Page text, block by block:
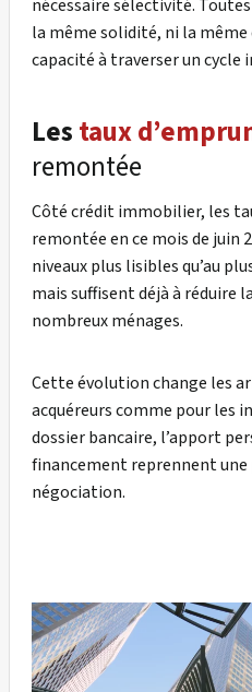
nécessaire sélectivité.
la même solidité, ni la
capacité à traverser un
Lestaux
remontée
Côté crédit immobilier, les
remontée en ce mois de juin
niveaux plus lisibles qu’au
mais suffisent déjà à réduire
nombreux ménages.
Cette évolution change les
acquéreurs comme pour les
dossier bancaire, l’apport
financement reprennent une
négociation.